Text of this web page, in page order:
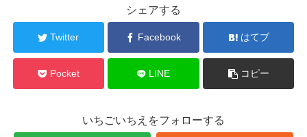
シェアする
Twitter Facebook はてブ
Pocket LINE コピー
いちごいちえをフォローする